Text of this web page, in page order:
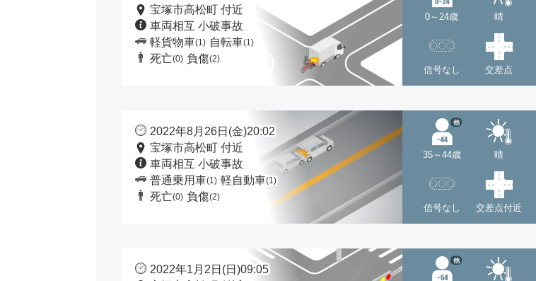
宝塚市高松町 付近
車両相互 小破事故
軽貨物車(1) 自転車(1)
死亡(0) 負傷(2)
0～24歳 晴
信号なし 交差点
2022年8月26日(金)20:02
宝塚市高松町 付近
車両相互 小破事故
普通乗用車(1) 軽自動車(1)
死亡(0) 負傷(2)
35～44歳
他
晴
信号なし 交差点付近
2022年1月2日(日)09:05
他